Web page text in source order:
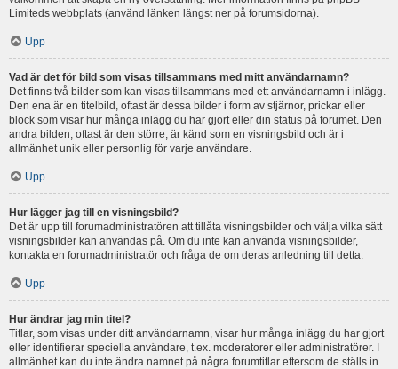
Limiteds webbplats (använd länken längst ner på forumsidorna).
Upp
Vad är det för bild som visas tillsammans med mitt användarnamn?
Det finns två bilder som kan visas tillsammans med ett användarnamn i inlägg.
Den ena är en titelbild, oftast är dessa bilder i form av stjärnor, prickar eller
block som visar hur många inlägg du har gjort eller din status på forumet. Den
andra bilden, oftast är den större, är känd som en visningsbild och är i
allmänhet unik eller personlig för varje användare.
Upp
Hur lägger jag till en visningsbild?
Det är upp till forumadministratören att tillåta visningsbilder och välja vilka sätt
visningsbilder kan användas på. Om du inte kan använda visningsbilder,
kontakta en forumadministratör och fråga de om deras anledning till detta.
Upp
Hur ändrar jag min titel?
Titlar, som visas under ditt användarnamn, visar hur många inlägg du har gjort
eller identifierar speciella användare, t.ex. moderatorer eller administratörer. I
allmänhet kan du inte ändra namnet på några forumtitlar eftersom de ställs in